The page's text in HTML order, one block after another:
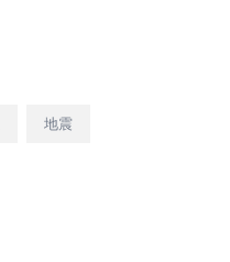
地震